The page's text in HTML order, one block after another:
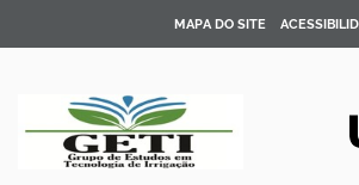
MAPA DO SITE